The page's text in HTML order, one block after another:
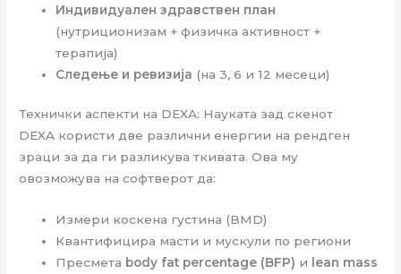
Индивидуален здравствен план
(нутриционизам + физичка активност +
терапија)
Следење и ревизија (на 3, 6 и 12 месеци)
Технички аспекти на DEXA: Науката зад скенот
DEXA користи две различни енергии на рендген
зраци за да ги разликува ткивата. Ова му
овозможува на софтверот да:
Измери коскена густина (BMD)
Квантифицира масти и мускули по региони
Пресмета body fat percentage (BFP) и
lean mass